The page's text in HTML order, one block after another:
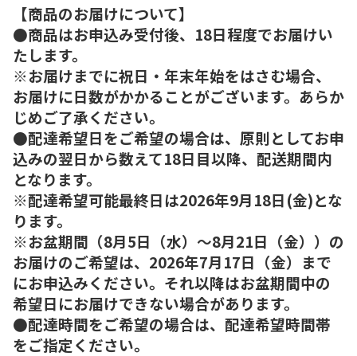
【商品のお届けについて】
●商品はお申込み受付後、18日程度でお届けい
たします。
※お届けまでに祝日・年末年始をはさむ場合、
お届けに日数がかかることがございます。あらか
じめご了承ください。
●配達希望日をご希望の場合は、原則としてお申
込みの翌日から数えて18日目以降、配送期間内
となります。
※配達希望可能最終日は2026年9月18日(金)とな
ります。
※お盆期間（8月5日（水）～8月21日（金））の
お届けのご希望は、2026年7月17日（金）まで
にお申込みください。それ以降はお盆期間中の
希望日にお届けできない場合があります。
●配達時間をご希望の場合は、配達希望時間帯
をご指定ください。